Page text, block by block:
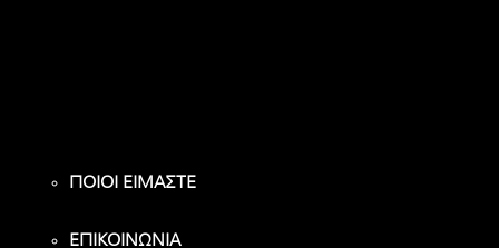
ΠΟΙΟΙ ΕΙΜΑΣΤΕ
ΕΠΙΚΟΙΝΩΝΙΑ